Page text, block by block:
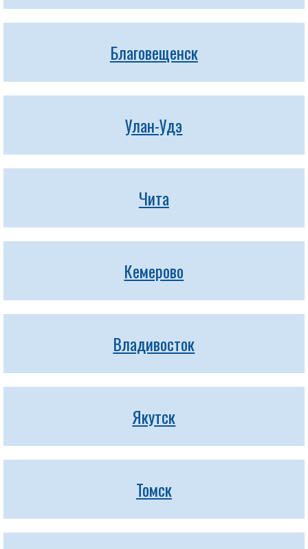
Благовещенск
Улан-Удэ
Чита
Кемерово
Владивосток
Якутск
Томск